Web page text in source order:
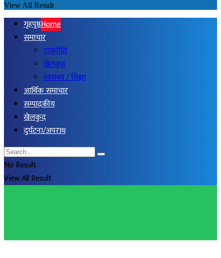
View All Result
गृहपृष्ठHome
समाचार
राजनीति
खेलकुद
स्वास्थ्य / शिक्षा
आर्थिक समाचार
सम्पादकीय
खेलकुद
दुर्घटना/अपराध
No Result
View All Result